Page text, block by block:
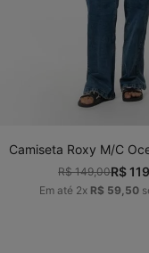
G
ADICIONAR
CARRINHO
Camiseta Roxy M/C
R$ 149,00R$119
Em até 2x R$ 59,50